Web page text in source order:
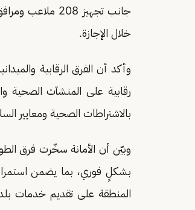
جانب تجهيز
خلال الإجازة.
رقابية على المنشآت الصحية
بالاشتراطات الصحية ومعايير
وبيّن أن الأمانة سخّرت فرق
بشكلٍ فوري، بما يضمن
المنطقة على تقديم خدمات